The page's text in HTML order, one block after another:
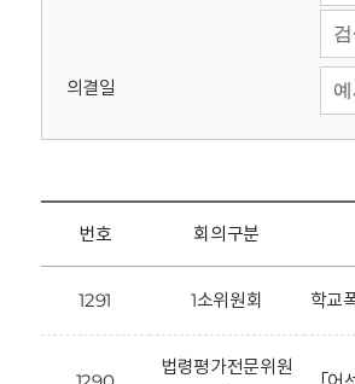
의결일
번호 회의구분
1291 1소위원회 학교
법령평가전문위원